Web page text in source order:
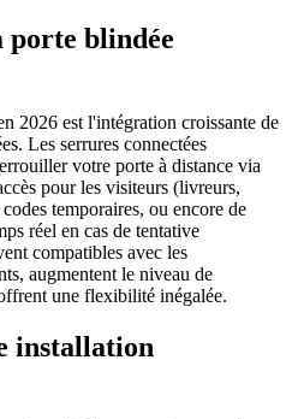
porte blindée
2026 est l'intégration croissante de
Les serrures connectées
votre porte à distance via
pour les visiteurs (livreurs,
temporaires, ou encore de
réel en cas de tentative
compatibles avec les
augmentent le niveau de
une flexibilité inégalée.
installation